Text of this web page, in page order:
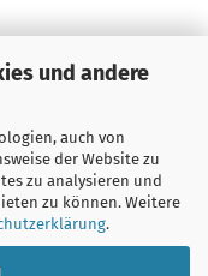
und andere
auch von
der Website zu
zu analysieren und
zu können. Weitere
.